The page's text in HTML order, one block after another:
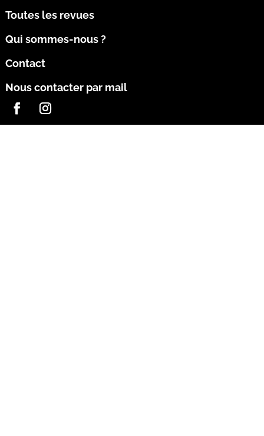
Toutes les revues
Qui sommes-nous ?
Contact
Nous contacter par mail